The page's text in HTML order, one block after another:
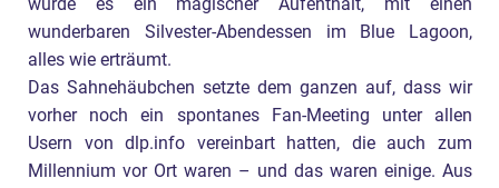
wurde es ein magischer Aufenthalt, mit einen
wunderbaren Silvester-Abendessen im Blue Lagoon,
alles wie erträumt.
Das Sahnehäubchen setzte dem ganzen auf, dass wir
vorher noch ein spontanes Fan-Meeting unter allen
Usern von dlp.info vereinbart hatten, die auch zum
Millennium vor Ort waren – und das waren einige. Aus